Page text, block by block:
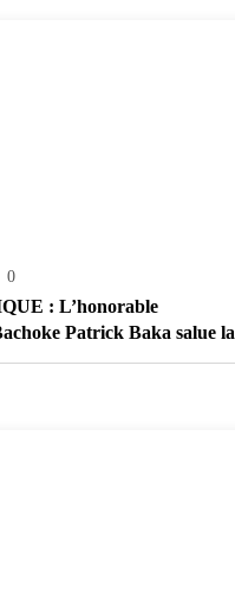
0
: L’honorable
Patrick Baka salue la
interministériel sur